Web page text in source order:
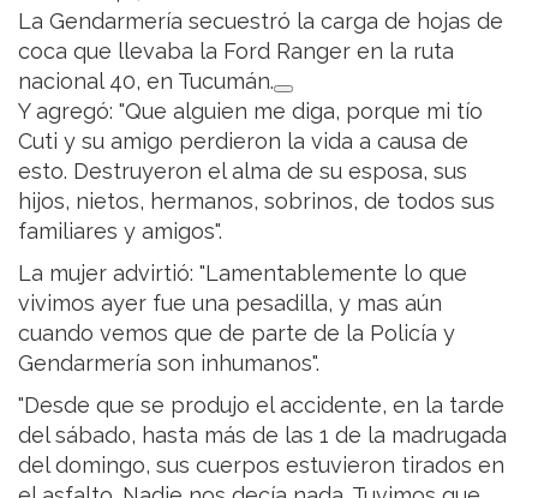
La Gendarmería secuestró la carga de hojas de
coca que llevaba la Ford Ranger en la ruta
nacional 40, en Tucumán.
Y agregó: "Que alguien me diga, porque mi tío
Cuti y su amigo perdieron la vida a causa de
esto. Destruyeron el alma de su esposa, sus
hijos, nietos, hermanos, sobrinos, de todos sus
familiares y amigos".
La mujer advirtió: "Lamentablemente lo que
vivimos ayer fue una pesadilla, y mas aún
cuando vemos que de parte de la Policía y
Gendarmería son inhumanos".
"Desde que se produjo el accidente, en la tarde
del sábado, hasta más de las 1 de la madrugada
del domingo, sus cuerpos estuvieron tirados en